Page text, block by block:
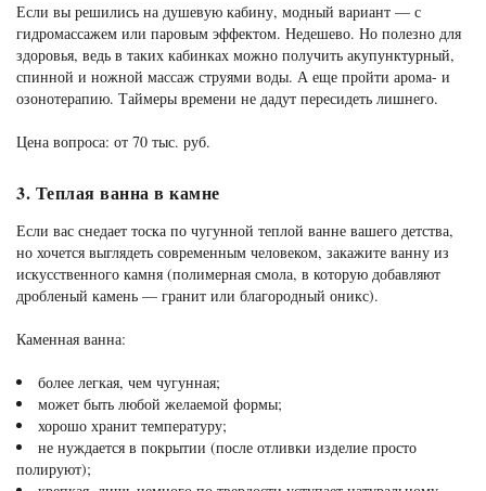
Если вы решились на душевую кабину, модный вариант — с
гидромассажем или паровым эффектом. Недешево. Но полезно для
здоровья, ведь в таких кабинках можно получить акупунктурный,
спинной и ножной массаж струями воды. А еще пройти арома- и
озонотерапию. Таймеры времени не дадут пересидеть лишнего.
Цена вопроса: от 70 тыс. руб.
3. Теплая ванна в камне
Если вас снедает тоска по чугунной теплой ванне вашего детства,
но хочется выглядеть современным человеком, закажите ванну из
искусственного камня (полимерная смола, в которую добавляют
дробленый камень — гранит или благородный оникс).
Каменная ванна:
более легкая, чем чугунная;
может быть любой желаемой формы;
хорошо хранит температуру;
не нуждается в покрытии (после отливки изделие просто
полируют);